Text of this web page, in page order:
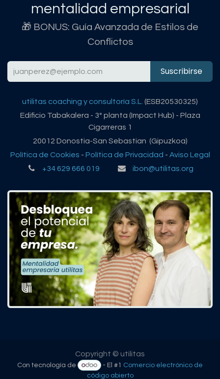
mentalidad empresarial
🎁 BONUS: Guía Avanzada de Estilos de
Conflictos
Suscribirse
utilitas coaching y consultoría S.L. (ESB20530325)
Edificio Tabakalera - 3º planta (Impact Hub) - Plaza
Cigarreras 1
20012 Donostia-San Sebastian (Gipuzkoa)
Política de Cookies - Política de Privacidad - Aviso Legal
+34 629 666 019
ibon@utilitas.org
Copyright © utilitas
Con tecnología de - El #1 Comercio electrónico de
código abierto